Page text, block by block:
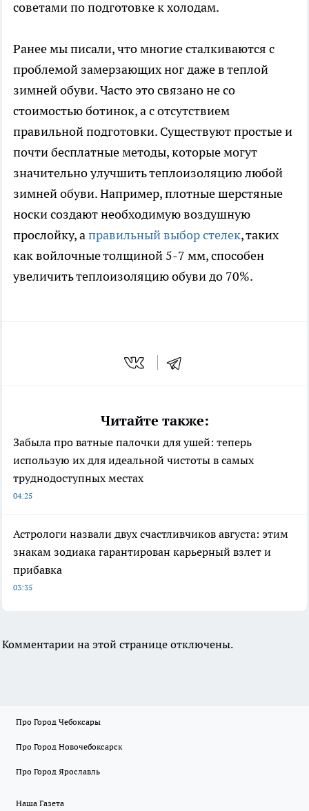
советами по подготовке к холодам.
Ранее мы писали, что многие сталкиваются с
проблемой замерзающих ног даже в теплой
зимней обуви. Часто это связано не со
стоимостью ботинок, а с отсутствием
правильной подготовки. Существуют простые и
почти бесплатные методы, которые могут
значительно улучшить теплоизоляцию любой
зимней обуви. Например, плотные шерстяные
носки создают необходимую воздушную
прослойку, аправильный выбор стелек, таких
как войлочные толщиной 5-7 мм, способен
увеличить теплоизоляцию обуви до 70%.
Читайте также:
Забыла про ватные палочки для ушей: теперь
использую их для идеальной чистоты в самых
труднодоступных местах
04:25
Астрологи назвали двух счастливчиков августа: этим
знакам зодиака гарантирован карьерный взлет и
прибавка
03:35
Комментарии на этой странице отключены.
Про Город Чебоксары
Про Город Новочебоксарск
Про Город Ярославль
Наша Газета